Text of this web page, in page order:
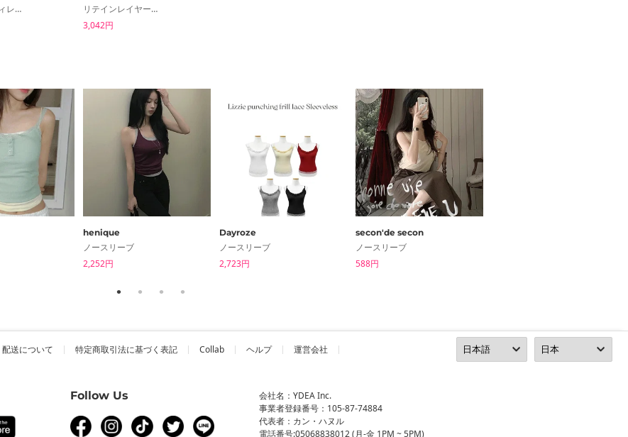
クエットスティレットフラットシューズ
リテインレイヤードスリーブレス
3,042円
henique
ノースリーブ
2,252円
Dayroze
ノースリーブ
2,723円
secon'de secon
ノースリーブ
588円
配送について 特定商取引法に基づく表記 Collab ヘルプ 運営会社
Follow Us
会社名：YDEA Inc.
事業者登録番号：105-87-74884
代表者：カン・ハヌル
電話番号:05068838012 (月-金 1PM ~ 5PM)